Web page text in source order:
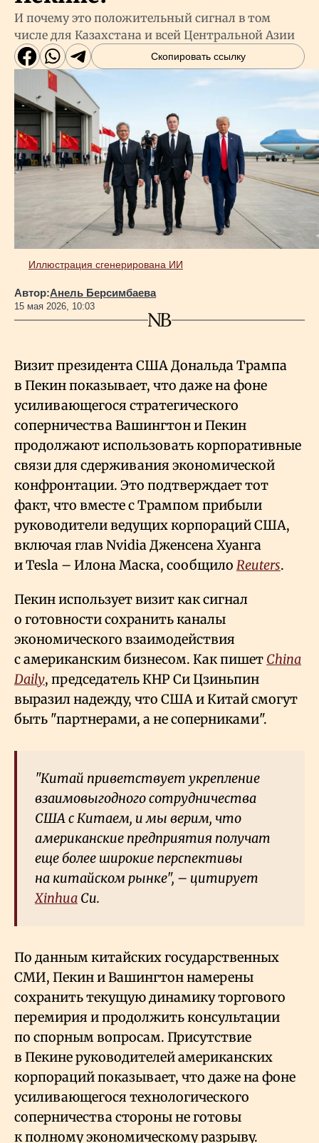
И почему это положительный сигнал в том
числе для Казахстана и всей Центральной Азии
Скопировать ссылку
Иллюстрация сгенерирована ИИ
Автор:Анель Берсимбаева
15 мая 2026, 10:03
Визит президента США Дональда Трампа
в Пекин показывает, что даже на фоне
усиливающегося стратегического
соперничества Вашингтон и Пекин
продолжают использовать корпоративные
связи для сдерживания экономической
конфронтации. Это подтверждает тот
факт, что вместе с Трампом прибыли
руководители ведущих корпораций США,
включая глав Nvidia Дженсена Хуанга
и Tesla – Илона Маска, сообщило Reuters.
Пекин использует визит как сигнал
о готовности сохранить каналы
экономического взаимодействия
с американским бизнесом. Как пишет China
Daily, председатель КНР Си Цзиньпин
выразил надежду, что США и Китай смогут
быть "партнерами, а не соперниками".
"Китай приветствует укрепление
взаимовыгодного сотрудничества
США с Китаем, и мы верим, что
американские предприятия получат
еще более широкие перспективы
на китайском рынке", – цитирует
Xinhua Си.
По данным китайских государственных
СМИ, Пекин и Вашингтон намерены
сохранить текущую динамику торгового
перемирия и продолжить консультации
по спорным вопросам. Присутствие
в Пекине руководителей американских
корпораций показывает, что даже на фоне
усиливающегося технологического
соперничества стороны не готовы
к полному экономическому разрыву.